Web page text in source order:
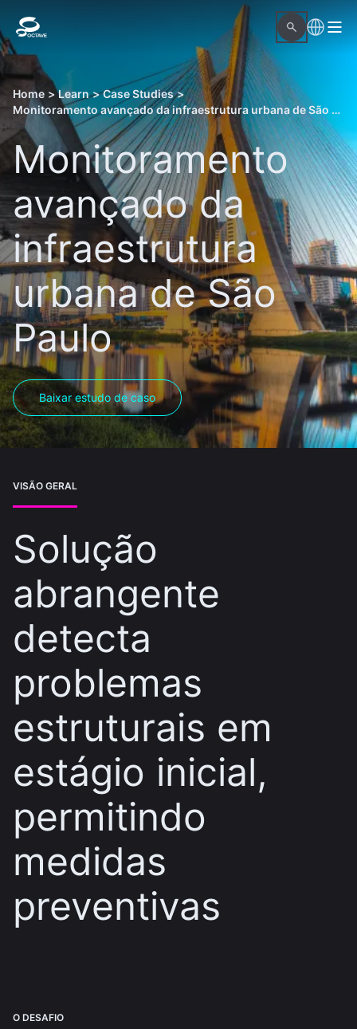
Home > Learn > Case Studies >
Monitoramento avançado da infraestrutura urbana de São Paulo
Monitoramento
avançado da
infraestrutura
urbana de São
Paulo
Baixar estudo de caso
VISÃO GERAL
Solução
abrangente
detecta
problemas
estruturais em
estágio inicial,
permitindo
medidas
preventivas
O DESAFIO